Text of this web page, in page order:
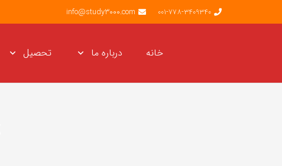
001-778-3409340
info@study3000.com
خانه درباره ما تحصیل